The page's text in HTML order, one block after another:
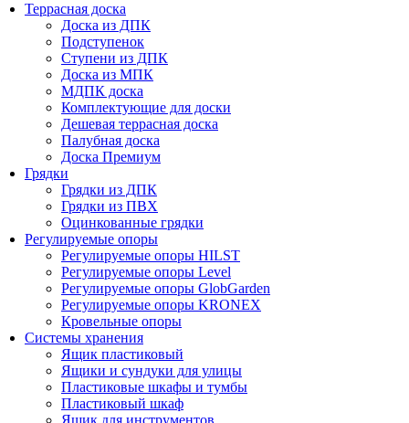
Террасная доска
Доска из ДПК
Подступенок
Ступени из ДПК
Доска из МПК
МДПК доска
Комплектующие для доски
Дешевая террасная доска
Палубная доска
Доска Премиум
Грядки
Грядки из ДПК
Грядки из ПВХ
Оцинкованные грядки
Регулируемые опоры
Регулируемые опоры HILST
Регулируемые опоры Level
Регулируемые опоры GlobGarden
Регулируемые опоры KRONEX
Кровельные опоры
Системы хранения
Ящик пластиковый
Ящики и сундуки для улицы
Пластиковые шкафы и тумбы
Пластиковый шкаф
Ящик для инструментов